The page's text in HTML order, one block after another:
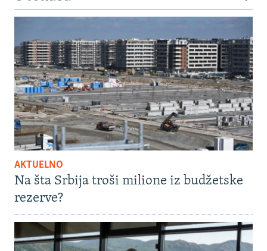
AKTUELNO
Na šta Srbija troši milione iz budžetske
rezerve?